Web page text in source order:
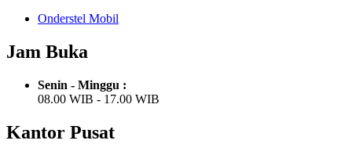
Onderstel Mobil
Jam Buka
Senin - Minggu :
08.00 WIB - 17.00 WIB
Kantor Pusat